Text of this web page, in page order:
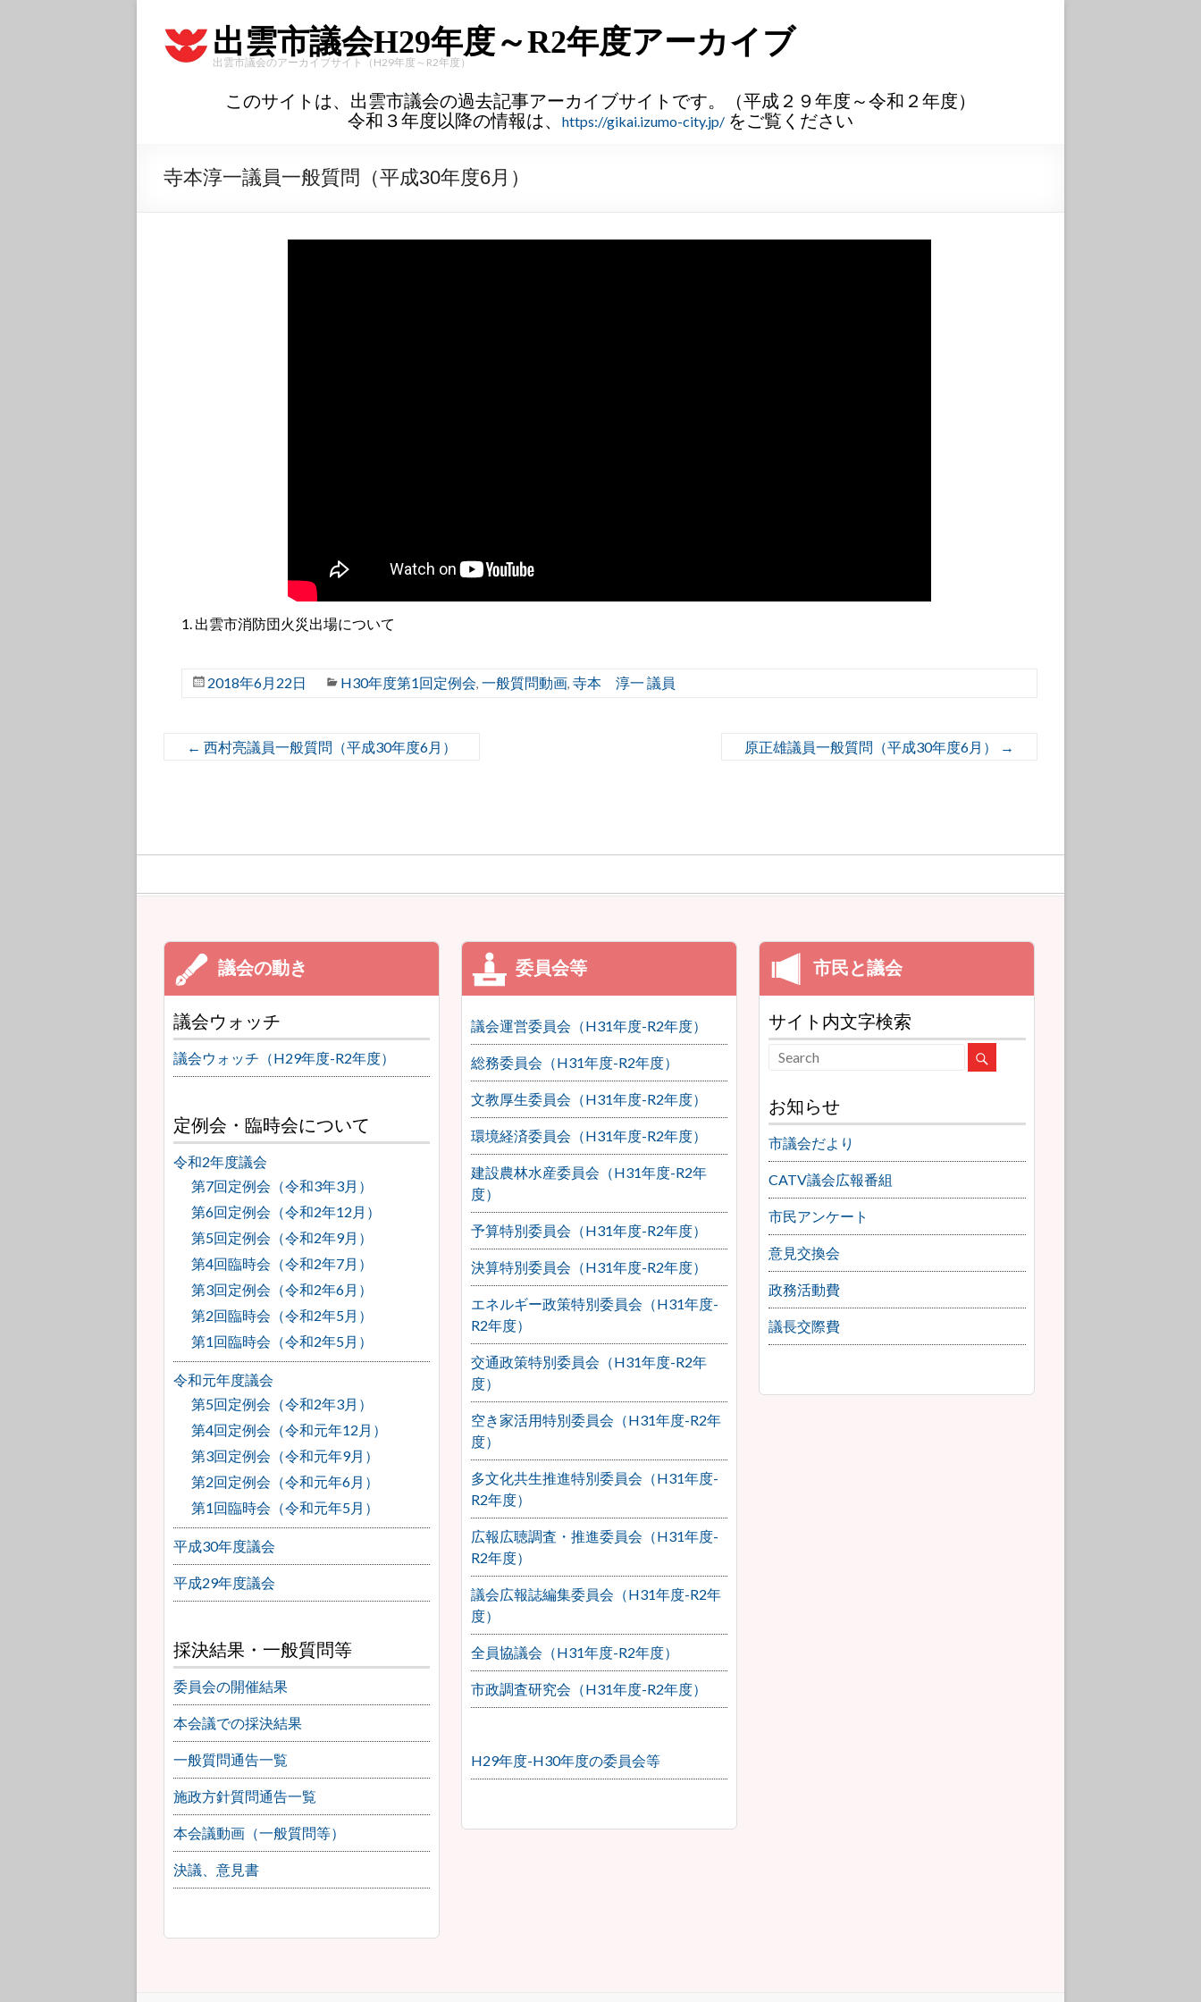
出雲市議会H29年度～R2年度アーカイブ
出雲市議会のアーカイブサイト（H29年度～R2年度）
このサイトは、出雲市議会の過去記事アーカイブサイトです。（平成２９年度～令和２年度）
令和３年度以降の情報は、
https://gikai.izumo-city.jp/ をご覧ください
寺本淳一議員一般質問（平成30年度6月）
出雲市消防団火災出場について
2018年6月22日 H30年度第1回定例会, 一般質問動画, 寺本 淳一 議員
← 西村亮議員一般質問（平成30年度6月） 原正雄議員一般質問（平成30年度6月） →
議会ウォッチ
議会ウォッチ（H29年度-R2年度）
定例会・臨時会について
令和2年度議会
第7回定例会（令和3年3月）
第6回定例会（令和2年12月）
第5回定例会（令和2年9月）
第4回臨時会（令和2年7月）
第3回定例会（令和2年6月）
第2回臨時会（令和2年5月）
第1回臨時会（令和2年5月）
令和元年度議会
第5回定例会（令和2年3月）
第4回定例会（令和元年12月）
第3回定例会（令和元年9月）
第2回定例会（令和元年6月）
第1回臨時会（令和元年5月）
平成30年度議会
平成29年度議会
採決結果・一般質問等
委員会の開催結果
本会議での採決結果
一般質問通告一覧
施政方針質問通告一覧
本会議動画（一般質問等）
決議、意見書
議会運営委員会（H31年度-R2年度）
総務委員会（H31年度-R2年度）
文教厚生委員会（H31年度-R2年度）
環境経済委員会（H31年度-R2年度）
建設農林水産委員会（H31年度-R2年
度）
予算特別委員会（H31年度-R2年度）
決算特別委員会（H31年度-R2年度）
エネルギー政策特別委員会（H31年度-
R2年度）
交通政策特別委員会（H31年度-R2年
度）
空き家活用特別委員会（H31年度-R2年
度）
多文化共生推進特別委員会（H31年度-
R2年度）
広報広聴調査・推進委員会（H31年度-
R2年度）
議会広報誌編集委員会（H31年度-R2年
度）
全員協議会（H31年度-R2年度）
市政調査研究会（H31年度-R2年度）
H29年度-H30年度の委員会等
サイト内文字検索
お知らせ
市議会だより
CATV議会広報番組
市民アンケート
意見交換会
政務活動費
議長交際費